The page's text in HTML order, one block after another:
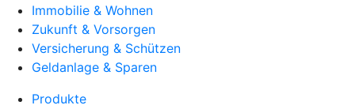
Immobilie & Wohnen
Zukunft & Vorsorgen
Versicherung & Schützen
Geldanlage & Sparen
Produkte